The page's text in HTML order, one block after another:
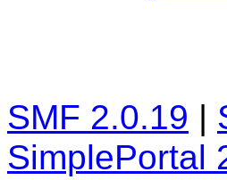
SMF 2.0.19 |
SimplePortal